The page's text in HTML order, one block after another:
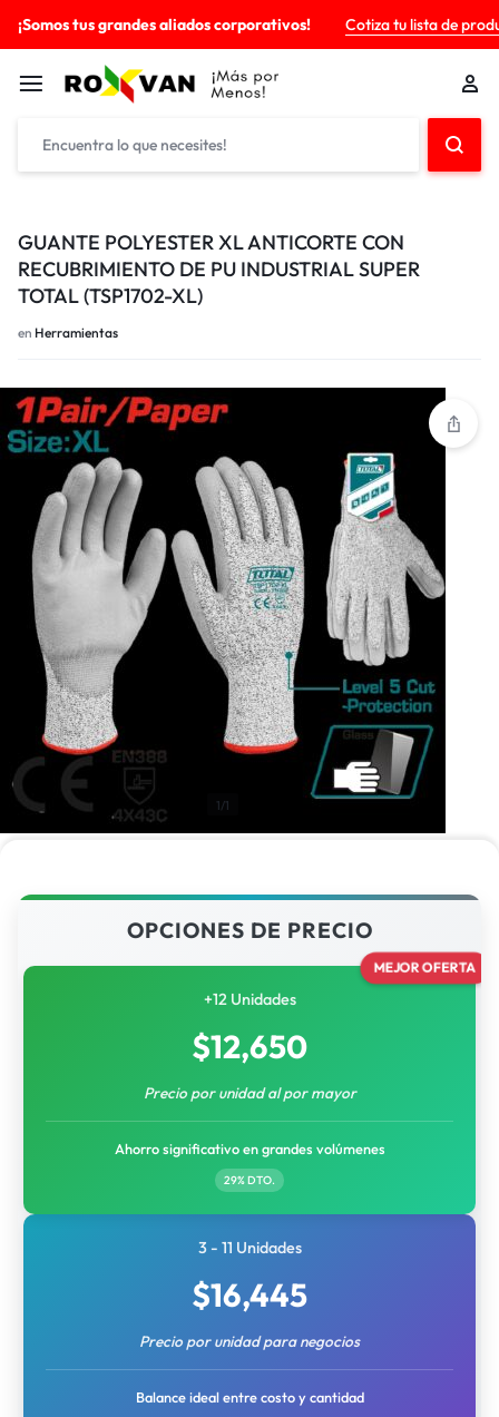
¡Somos tus grandes aliados corporativos! Cotiza tu lista de
GUANTE POLYESTER XL ANTICORTE CON
RECUBRIMIENTO DE PU INDUSTRIAL SUPER
TOTAL (TSP1702-XL)
en Herramientas
1/1
OPCIONES DE PRECIO
MEJOR OFERTA
+12 Unidades
$12,650
Precio por unidad al por mayor
Ahorro significativo en grandes volúmenes
29% DTO.
3 - 11 Unidades
$16,445
Precio por unidad para negocios
Balance ideal entre costo y cantidad